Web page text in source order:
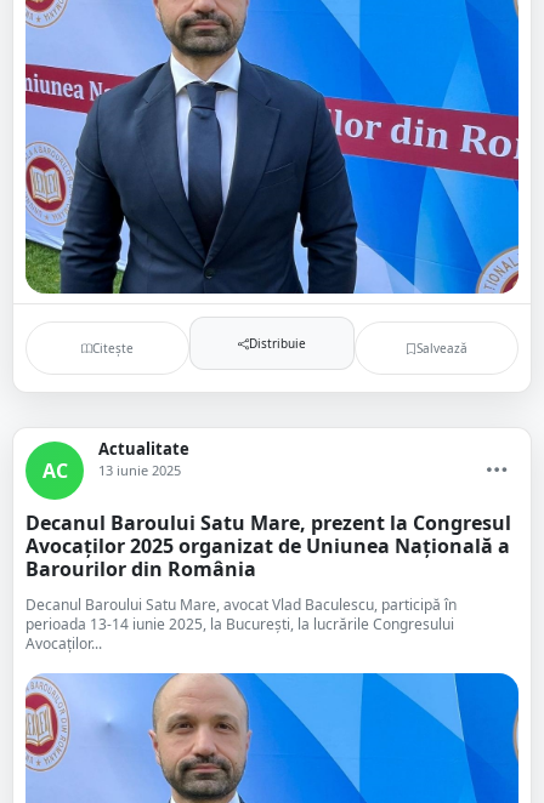
Citește Distribuie Salvează
AC
Actualitate
13 iunie 2025
Decanul Baroului Satu Mare, prezent la Congresul
Avocaților 2025 organizat de Uniunea Națională a
Barourilor din România
Decanul Baroului Satu Mare, avocat Vlad Baculescu, participă în
perioada 13-14 iunie 2025, la București, la lucrările Congresului
Avocaților...